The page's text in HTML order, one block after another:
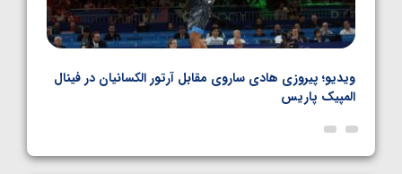
ویدیو؛ پیروزی هادی ساروی مقابل آرتور الکسانیان در فینال
المپیک پاریس